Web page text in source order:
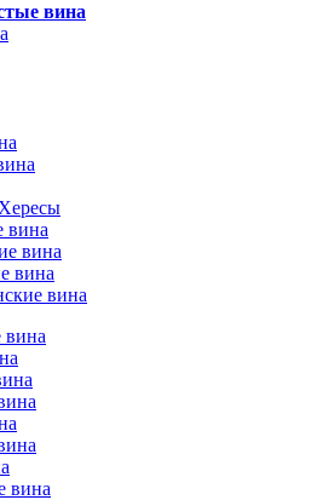
вина
вина
вина
вина
вина
вина
вина